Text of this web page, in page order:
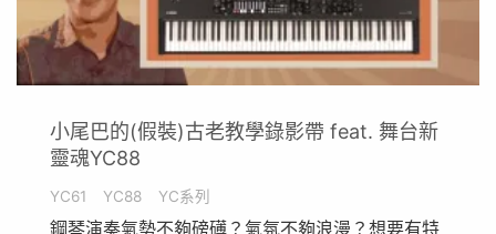
小尾巴的(假裝)古老教學錄影帶 feat. 舞台新
靈魂YC88
YC61 YC88 YC系列
鋼琴演奏氣勢不夠磅礡？氣氛不夠浪漫？想要有特